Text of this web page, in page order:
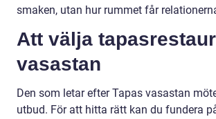
smaken, utan hur rummet får
Att välja
vasastan
Den som letar efter Tapas vasastan
utbud. För att hitta rätt kan du fundera